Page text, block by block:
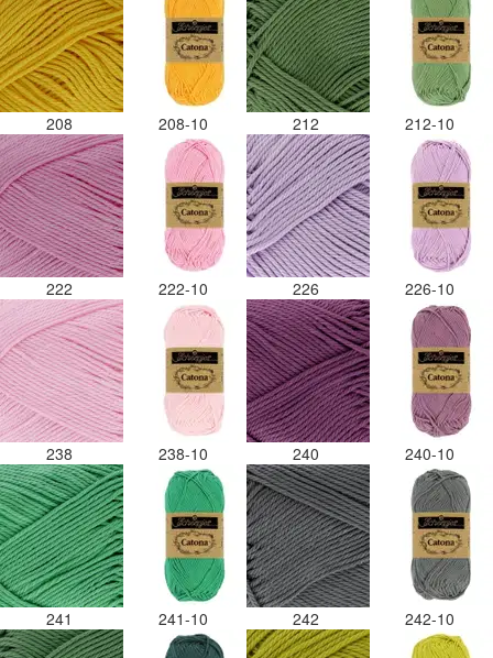
208 208-10 212 212-10
222 222-10 226 226-10
238 238-10 240 240-10
241 241-10 242 242-10